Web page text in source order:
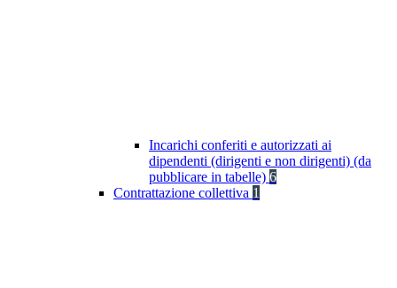
Incarichi conferiti e autorizzati ai
dipendenti (dirigenti e non dirigenti) (da
pubblicare in tabelle) 6
Contrattazione collettiva 1